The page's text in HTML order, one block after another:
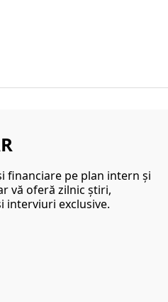
financiare pe plan intern şi
vă oferă zilnic ştiri,
interviuri exclusive.